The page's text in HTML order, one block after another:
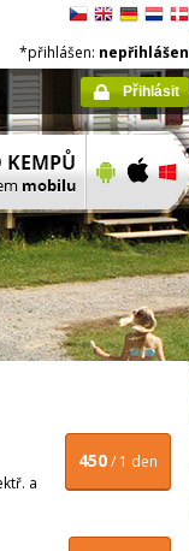
*přihlášen: nepřihlášen
Přihlásit
450/ 1 den
a